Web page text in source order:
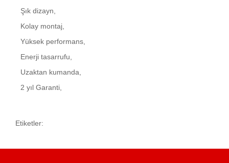
Şık dizayn,
Kolay montaj,
Yüksek performans,
Enerji tasarrufu,
Uzaktan kumanda,
2 yıl Garanti,
Etiketler: